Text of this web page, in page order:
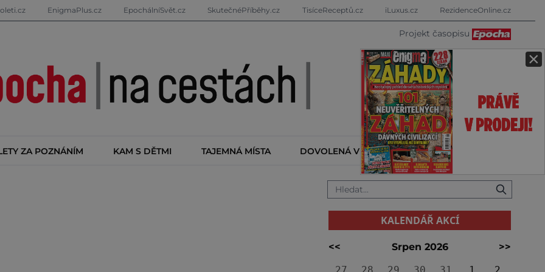
×
EnigmaPlus.cz EpochálníSvět.cz SkutečnéPříběhy.cz TisíceReceptů.cz iLuxus.cz RezidenceOnline.cz
Projekt časopisu
ZA POZNÁNÍM KAM S DĚTMI TAJEMNÁ MÍSTA DOVOLENÁ V ZAHRANIČÍ KALENDÁŘ AKCÍ
KALENDÁŘ AKCÍ
<< Srpen 2026
>>
27
28 29 30 31 1 2